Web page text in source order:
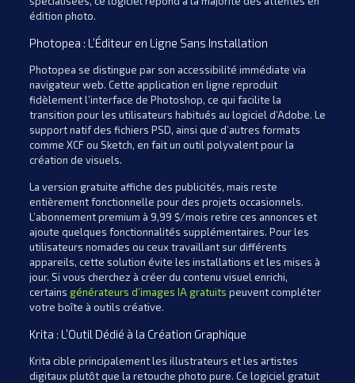
édition photo.
Photopea : L’Éditeur en Ligne Sans Installation
Photopea se distingue par son accessibilité immédiate via
navigateur web. Cette application en ligne reproduit
fidèlement l’interface de Photoshop, ce qui facilite la
transition pour les utilisateurs habitués au logiciel d’Adobe. Le
support natif des fichiers PSD, ainsi que d’autres formats
comme XCF ou Sketch, en fait un outil polyvalent pour la
création de visuels.
La version gratuite affiche des publicités, mais reste
entièrement fonctionnelle pour des projets occasionnels.
L’abonnement premium à 9,99 $/mois retire ces annonces et
ajoute quelques fonctionnalités supplémentaires. Pour les
utilisateurs nomades ou ceux travaillant sur différents
appareils, cette solution évite les installations et les mises à
jour. Si vous cherchez à créer du contenu visuel enrichi,
certains générateurs d’images IA gratuits peuvent compléter
votre boîte à outils créative.
Krita : L’Outil Dédié à la Création Graphique
Krita cible principalement les illustrateurs et les artistes
digitaux plutôt que la retouche photo pure. Ce logiciel gratuit